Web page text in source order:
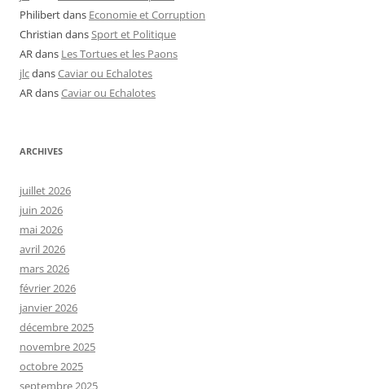
Philibertdans Economie et Corruption
Christian dansSport et Politique
ARdans Les Tortues et les Paons
jlcdansCaviar ou Echalotes
ARdansCaviar ou Echalotes
ARCHIVES
juillet 2026
juin 2026
mai 2026
avril 2026
mars 2026
février 2026
janvier 2026
décembre 2025
novembre 2025
octobre 2025
septembre 2025